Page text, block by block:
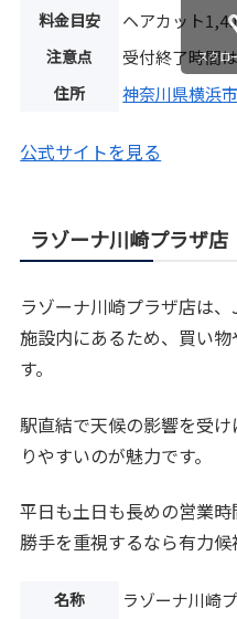
料金目安 ヘアカット
注意点 受付終了時間
住所 神奈川県横浜
スクロ
公式サイトを見る
ラゾーナ川崎プラザ店
ラゾーナ川崎プラザ店は
施設内にあるため、買い
す。
駅直結で天候の影響を受
りやすいのが魅力です。
平日も土日も長めの営業
勝手を重視するなら有力候
名称 ラゾーナ川崎